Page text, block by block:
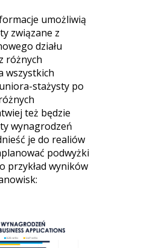
umożliwią
związane z
działu
różnych
wszystkich
stażysty po
też będzie
wynagrodzeń
je do realiów
podwyżki
przykład wyników